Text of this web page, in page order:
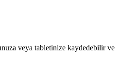
veya tabletinize kaydedebilir ve